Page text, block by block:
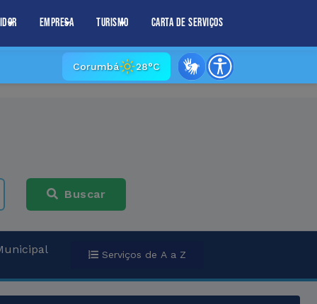
Empresa Turismo Carta de Serviços
Corumbá 28°C
Buscar
Serviços de A a Z